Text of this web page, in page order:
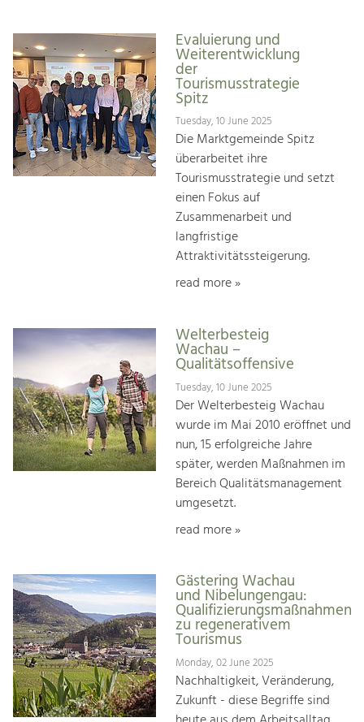
Evaluierung und
Weiterentwicklung
der
Tourismusstrategie
Spitz
Tuesday, 10 June 2025
Die Marktgemeinde Spitz
überarbeitet ihre
Tourismusstrategie und setzt
einen Fokus auf
Zusammenarbeit und
langfristige
Attraktivitätssteigerung.
read more »
Welterbesteig
Wachau –
Qualitätsoffensive
Tuesday, 10 June 2025
Der Welterbesteig Wachau
wurde im Mai 2010 eröffnet und
nun, 15 erfolgreiche Jahre
später, werden Maßnahmen im
Bereich Qualitätsmanagement
umgesetzt.
read more »
Gästering Wachau
und Nibelungengau:
Qualifizierungsmaßnahmen
zu regenerativem
Tourismus
Monday, 02 June 2025
Nachhaltigkeit, Veränderung,
Zukunft - diese Begriffe sind